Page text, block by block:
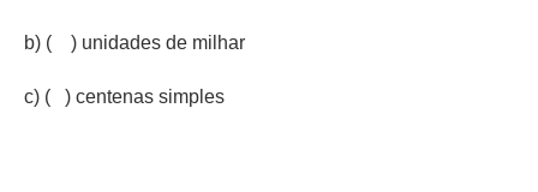
b) ( ) unidades de milhar
c) ( ) centenas simples